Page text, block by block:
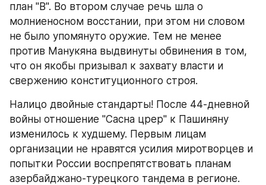
план "В". Во втором случае речь шла о
молниеносном восстании, при этом ни словом
не было упомянуто оружие. Тем не менее
против Манукяна выдвинуты обвинения в том,
что он якобы призывал к захвату власти и
свержению конституционного строя.
Налицо двойные стандарты! После 44-дневной
войны отношение "Сасна црер" к Пашиняну
изменилось к худшему. Первым лицам
организации не нравятся усилия миротворцев и
попытки России воспрепятствовать планам
азербайджано-турецкого тандема в регионе.